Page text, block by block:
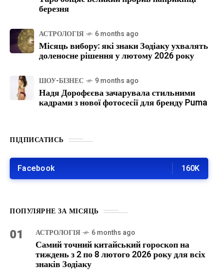
березня
АСТРОЛОГІЯ 6 months ago
Місяць вибору: які знаки Зодіаку ухвалять
доленосне рішення у лютому 2026 року
ШОУ-БІЗНЕС 9 months ago
Надя Дорофєєва зачарувала стильними
кадрами з нової фотосесії для бренду Puma
ПІДПИСАТИСЬ
Facebook 160K
ПОПУЛЯРНЕ ЗА МІСЯЦЬ
01 АСТРОЛОГІЯ 6 months ago
Самий точний китайський гороскоп на
тиждень з 2 по 8 лютого 2026 року для всіх
знаків Зодіаку